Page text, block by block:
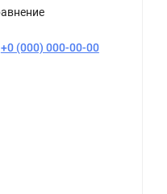
+0 (000) 000-00-00